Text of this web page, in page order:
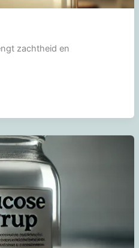
zachtheid en